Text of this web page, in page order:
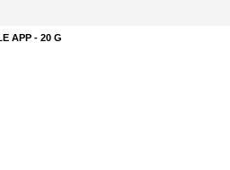
FUSION - 20 G